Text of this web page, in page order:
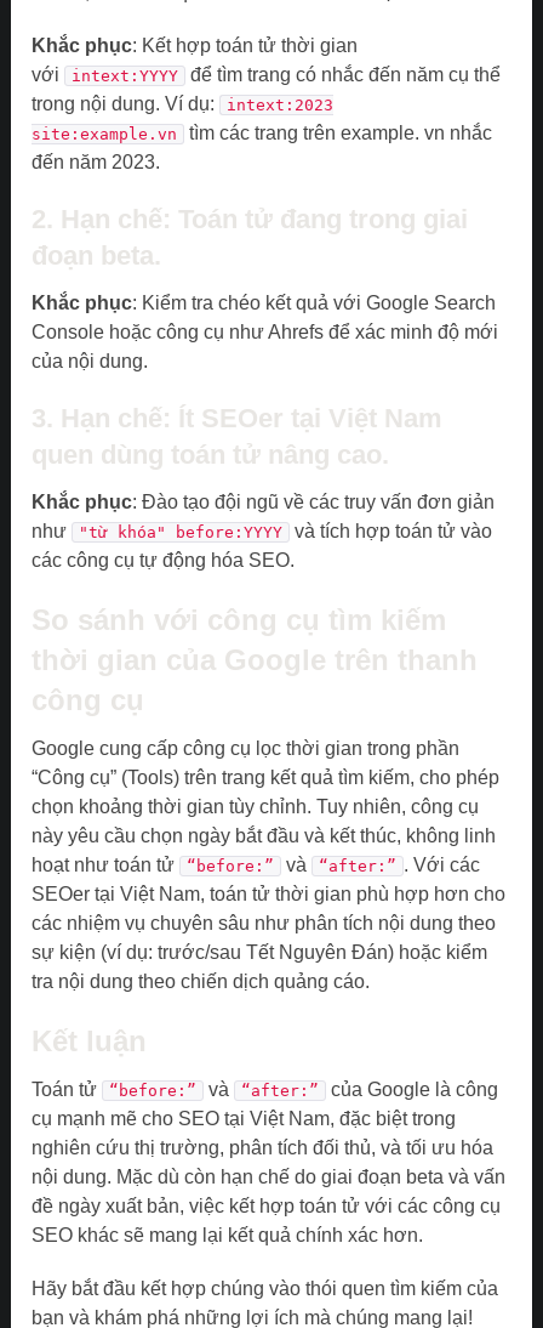
Khắc phục: Kết hợp toán tử thời gian
với
intext:YYYY
để tìm trang có nhắc đến năm cụ thể
trong nội dung. Ví dụ:
intext:2023
site:example.vn
tìm các trang trên example. vn nhắc
đến năm 2023.
2. Hạn chế: Toán tử đang trong giai
đoạn beta.
Khắc phục: Kiểm tra chéo kết quả với Google Search
Console hoặc công cụ như Ahrefs để xác minh độ mới
của nội dung.
3. Hạn chế: Ít SEOer tại Việt Nam
quen dùng toán tử nâng cao.
Khắc phục: Đào tạo đội ngũ về các truy vấn đơn giản
như
"từ khóa" before:YYYY
và tích hợp toán tử vào
các công cụ tự động hóa SEO.
So sánh với công cụ tìm kiếm
thời gian của Google trên thanh
công cụ
Google cung cấp công cụ lọc thời gian trong phần
“Công cụ” (Tools) trên trang kết quả tìm kiếm, cho phép
chọn khoảng thời gian tùy chỉnh. Tuy nhiên, công cụ
này yêu cầu chọn ngày bắt đầu và kết thúc, không linh
hoạt như toán tử
“before:” và “after:” . Với các
SEOer tại Việt Nam, toán tử thời gian phù hợp hơn cho
các nhiệm vụ chuyên sâu như phân tích nội dung theo
sự kiện (ví dụ: trước/sau Tết Nguyên Đán) hoặc kiểm
tra nội dung theo chiến dịch quảng cáo.
Kết luận
Toán tử “before:” và “after:”
của Google là công
cụ mạnh mẽ cho SEO tại Việt Nam, đặc biệt trong
nghiên cứu thị trường, phân tích đối thủ, và tối ưu hóa
nội dung. Mặc dù còn hạn chế do giai đoạn beta và vấn
đề ngày xuất bản, việc kết hợp toán tử với các công cụ
SEO khác sẽ mang lại kết quả chính xác hơn.
Hãy bắt đầu kết hợp chúng vào thói quen tìm kiếm của
bạn và khám phá những lợi ích mà chúng mang lại!